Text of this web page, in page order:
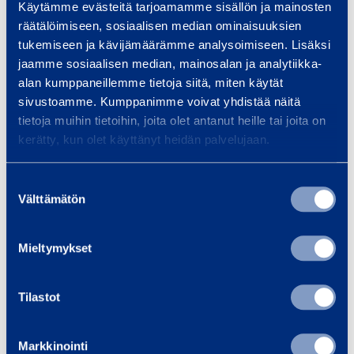
Käytämme evästeitä tarjoamamme sisällön ja mainosten
räätälöimiseen, sosiaalisen median ominaisuuksien
tukemiseen ja kävijämäärämme analysoimiseen. Lisäksi
jaamme sosiaalisen median, mainosalan ja analytiikka-
alan kumppaneillemme tietoja siitä, miten käytät
sivustoamme. Kumppanimme voivat yhdistää näitä
tietoja muihin tietoihin, joita olet antanut heille tai joita on
kerätty, kun olet käyttänyt heidän palvelujaan.
valinta
Välttämätön
Mieltymykset
Tilastot
Markkinointi
ä
ä
k
e
s
u
Pääkeskus 250A
VOHEK TPK250C